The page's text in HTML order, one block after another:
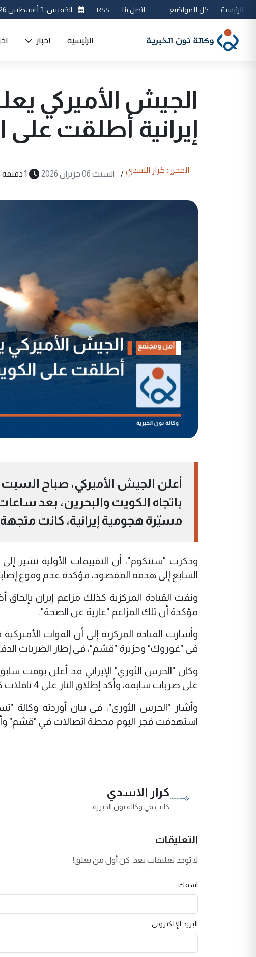
الرئيسية كل المواضيع اتصل بنا RSS الخميس، ٦ أغسطس 2026
الرئيسية اخبار
الجيش الأميركي
إيرانية أطلقت على
المحرر : كرار الاسدي / السبت 06 حزيران 2026 1 دقيقة قراءة
مسيّرة هجومية إيرانية، كانت
السابع إلى هدفه المقصود، مؤكدة عدم وقوع
ونفت القيادة المركزية كذلك مزاعم إيران
مؤكدة أن تلك المزاعم "عارية عن الصحة".
وأشارت القيادة المركزية إلى أن القوات
في "غوروك" وجزيرة "قشم"، في إطار الضربات
وكان "الحرس الثوري" الإيراني قد أعلن بوقت
على ضربات سابقة، وأكد إطلاق النار على 4 ناقلات كانت تحاول عبور مضيق "هرمز" بدون تصريح منه.
وأشار "الحرس الثوري"، في بيان أوردته وكالة
استهدفت فجر اليوم محطة اتصالات في "قشم"
كرار الاسدي
كاتب في وكالة نون الخبرية
التعليقات
لا توجد تعليقات بعد. كن أول من يعلق!
اسمك
البريد الإلكتروني